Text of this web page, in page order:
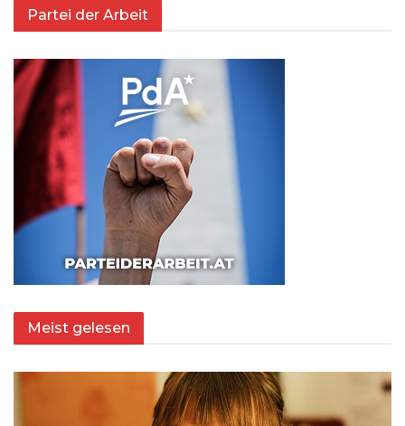
Partei der Arbeit
Meist gelesen